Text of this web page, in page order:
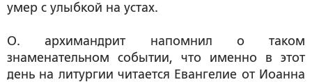
умер с улыбкой на устах.
О. архимандрит напомнил о таком
знаменательном событии, что именно в этот
день на литургии читается Евангелие от Иоанна